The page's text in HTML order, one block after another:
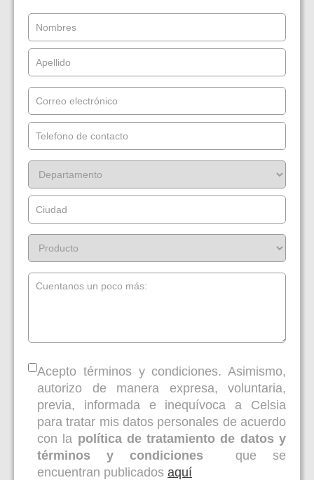
Acepto términos y condiciones. Asimismo,
autorizo de manera expresa, voluntaria,
previa, informada e inequívoca a Celsia
para tratar mis datos personales de acuerdo
con la política de tratamiento de datos y
términos y condiciones
que se
encuentran publicados aquí